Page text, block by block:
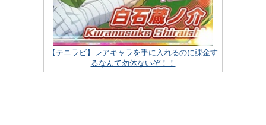
【テニラビ】レアキャラを手に入れるのに課金す
るなんて勿体ないぞ！！